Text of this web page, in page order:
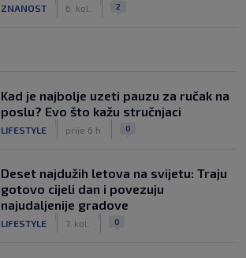
ZNANOST 6. kol. 2
Kad je najbolje uzeti pauzu za ručak na
poslu? Evo što kažu stručnjaci
LIFESTYLE prije 6 h 0
Deset najdužih letova na svijetu: Traju
gotovo cijeli dan i povezuju
najudaljenije gradove
LIFESTYLE 7. kol. 0